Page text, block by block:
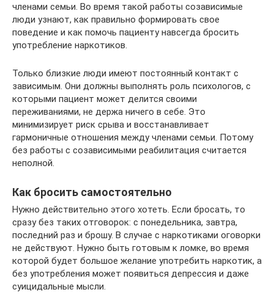
членами семьи. Во время такой работы созависимые
люди узнают, как правильно формировать свое
поведение и как помочь пациенту навсегда бросить
употребление наркотиков.
Только близкие люди имеют постоянный контакт с
зависимым. Они должны выполнять роль психологов, с
которыми пациент может делится своими
переживаниями, не держа ничего в себе. Это
минимизирует риск срыва и восстанавливает
гармоничные отношения между членами семьи. Потому
без работы с созависимыми реабилитация считается
неполной.
Как бросить самостоятельно
Нужно действительно этого хотеть. Если бросать, то
сразу без таких отговорок: с понедельника, завтра,
последний раз и брошу. В случае с наркотиками оговорки
не действуют. Нужно быть готовым к ломке, во время
которой будет большое желание употребить наркотик, а
без употребления может появиться депрессия и даже
суицидальные мысли.